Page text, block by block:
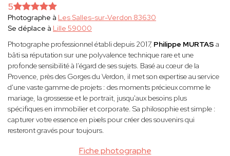
Fiche photographe
5
Photographe à Les Salles-sur-Verdon 83630
Se déplace à Lille 59000
Photographe professionnel établi depuis 2017, Philippe MURTAS a
bâti sa réputation sur une polyvalence technique rare et une
profonde sensibilité à l’égard de ses sujets. Basé au cœur de la
Provence, près des Gorges du Verdon, il met son expertise au service
d'une vaste gamme de projets : des moments précieux comme le
mariage, la grossesse et le portrait, jusqu'aux besoins plus
spécifiques en immobilier et corporate. Sa philosophie est simple :
capturer votre essence en pixels pour créer des souvenirs qui
resteront gravés pour toujours.